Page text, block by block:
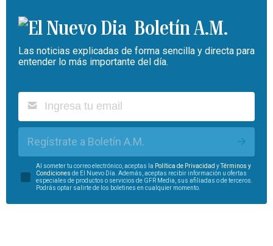
Boletín A.M.
Las noticias explicadas de forma sencilla y directa para
entender lo más importante del día.
Regístrate a Boletín A.M.
Al someter tu correo electrónico, aceptas la Política de Privacidad yTérminos y
Condiciones de El Nuevo Día. Además, aceptas recibir información u ofertas
especiales de productos o servicios de GFR Media, sus afiliadas o de terceros.
Podrás optar salirte de los boletines en cualquier momento.